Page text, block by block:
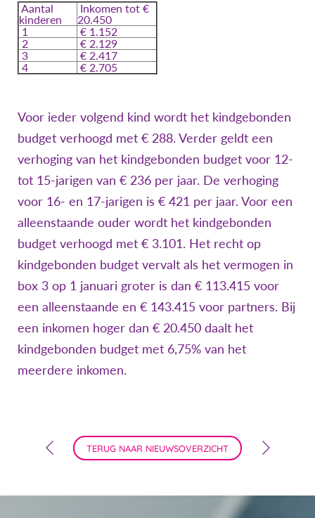
Aantal
kinderen
Inkomen tot €
20.450
1
€ 1.152
2
€ 2.129
3
€ 2.417
4
€ 2.705
Voor ieder volgend kind wordt het kindgebonden
budget verhoogd met € 288. Verder geldt een
verhoging van het kindgebonden budget voor 12-
tot 15-jarigen van € 236 per jaar. De verhoging
voor 16- en 17-jarigen is € 421 per jaar. Voor een
alleenstaande ouder wordt het kindgebonden
budget verhoogd met € 3.101. Het recht op
kindgebonden budget vervalt als het vermogen in
box 3 op 1 januari groter is dan € 113.415 voor
een alleenstaande en € 143.415 voor partners. Bij
een inkomen hoger dan € 20.450 daalt het
kindgebonden budget met 6,75% van het
meerdere inkomen.
TERUG NAAR NIEUWSOVERZICHT